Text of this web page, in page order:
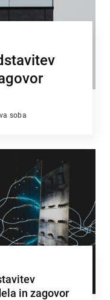
soba
in zagovor